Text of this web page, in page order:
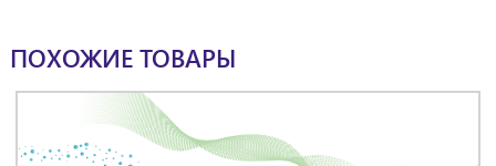
ПОХОЖИЕ ТОВАРЫ